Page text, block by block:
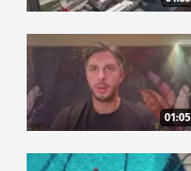
01:05